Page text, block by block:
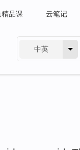
精品课 云笔记
中英